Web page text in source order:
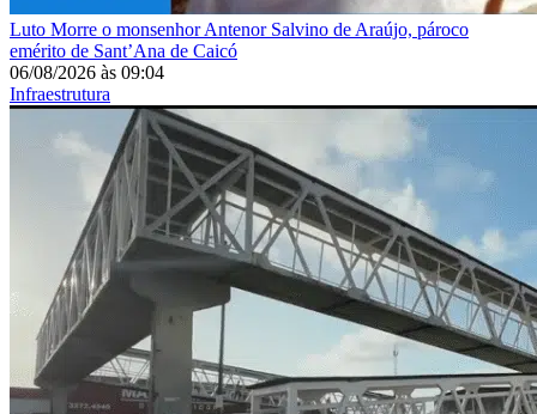
Luto Morre o monsenhor Antenor Salvino de Araújo, pároco
emérito de Sant’Ana de Caicó
06/08/2026 às 09:04
Infraestrutura